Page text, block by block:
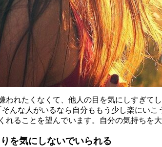
われたくなくて、他人の目を気にしすぎて
んな人がいるなら自分ももう少し楽にい
れることを望んでいます。自分の気持ちを
を気にしないでいられる